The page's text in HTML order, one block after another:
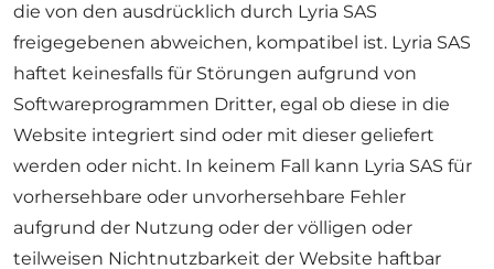
die von den ausdrücklich durch Lyria SAS
freigegebenen abweichen, kompatibel ist. Lyria SAS
haftet keinesfalls für Störungen aufgrund von
Softwareprogrammen Dritter, egal ob diese in die
Website integriert sind oder mit dieser geliefert
werden oder nicht. In keinem Fall kann Lyria SAS für
vorhersehbare oder unvorhersehbare Fehler
aufgrund der Nutzung oder der völligen oder
teilweisen Nichtnutzbarkeit der Website haftbar